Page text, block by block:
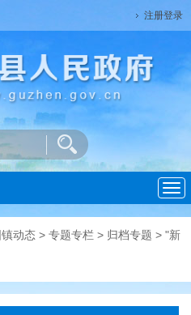
注册登录
导
航
镇动态 > 专题专栏 > 归档专题 > "新